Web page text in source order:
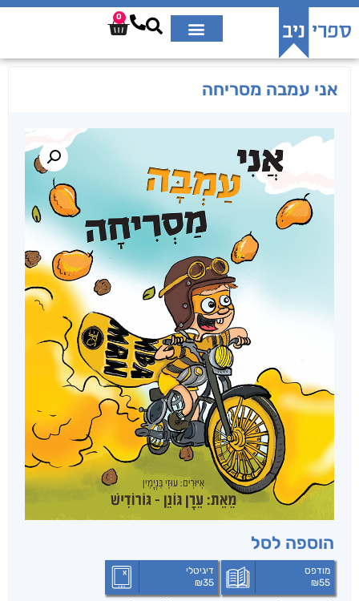
0
אני עמבה מסריחה
הוספה לסל
מודפס
₪55
דיגיטלי
₪35